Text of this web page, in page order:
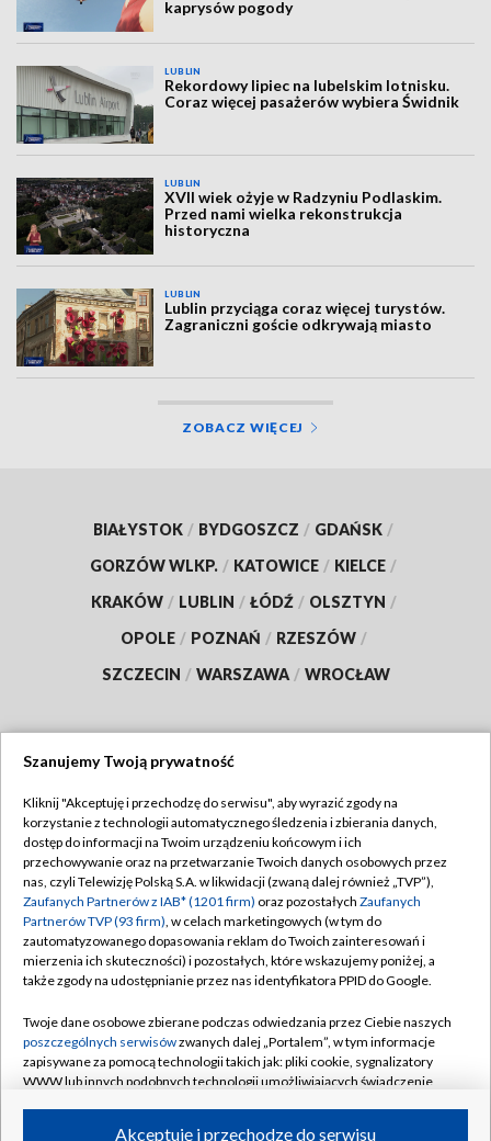
kaprysów pogody
LUBLIN
Rekordowy lipiec na lubelskim lotnisku.
Coraz więcej pasażerów wybiera Świdnik
LUBLIN
XVII wiek ożyje w Radzyniu Podlaskim.
Przed nami wielka rekonstrukcja
historyczna
LUBLIN
Lublin przyciąga coraz więcej turystów.
Zagraniczni goście odkrywają miasto
ZOBACZ WIĘCEJ
BIAŁYSTOK / BYDGOSZCZ / GDAŃSK /
GORZÓW WLKP. / KATOWICE / KIELCE /
KRAKÓW / LUBLIN / ŁÓDŹ / OLSZTYN /
OPOLE / POZNAŃ / RZESZÓW /
SZCZECIN / WARSZAWA / WROCŁAW
TVP
Abonament TVP
Emisja w TVP
Centrum informacji TVP
Naziemna Telewizja Cyfrowa
Rada Programowa
System NOS
Informacje o nadawcy
Regulamin TVP
Polityka prywatności
Moje zgody
Pomoc
Kontakt
Kanały
Szanujemy Twoją prywatność
Kliknij "Akceptuję i przechodzę do serwisu", aby wyrazić zgody na
korzystanie z technologii automatycznego śledzenia i zbierania danych,
dostęp do informacji na Twoim urządzeniu końcowym i ich
przechowywanie oraz na przetwarzanie Twoich danych osobowych przez
nas, czyli Telewizję Polską S.A. w likwidacji (zwaną dalej również „TVP”),
Zaufanych Partnerów z IAB* (1201 firm) oraz pozostałych Zaufanych
Partnerów TVP (93 firm), w celach marketingowych (w tym do
zautomatyzowanego dopasowania reklam do Twoich zainteresowań i
mierzenia ich skuteczności) i pozostałych, które wskazujemy poniżej, a
także zgody na udostępnianie przez nas identyfikatora PPID do Google.
Twoje dane osobowe zbierane podczas odwiedzania przez Ciebie naszych
poszczególnych serwisówzwanych dalej „Portalem”, w tym informacje
zapisywane za pomocą technologii takich jak: pliki cookie, sygnalizatory
WWW lub innych podobnych technologii umożliwiających świadczenie
Akceptuję i przechodzę do serwisu